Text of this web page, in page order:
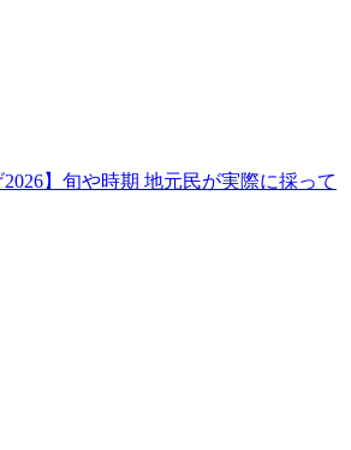
2026】旬や時期 地元民が実際に採って